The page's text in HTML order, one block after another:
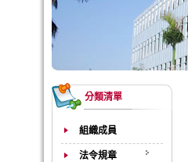
分類清單
組織成員
法令規章